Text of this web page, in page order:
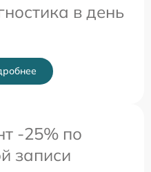
в день
-25% по
записи